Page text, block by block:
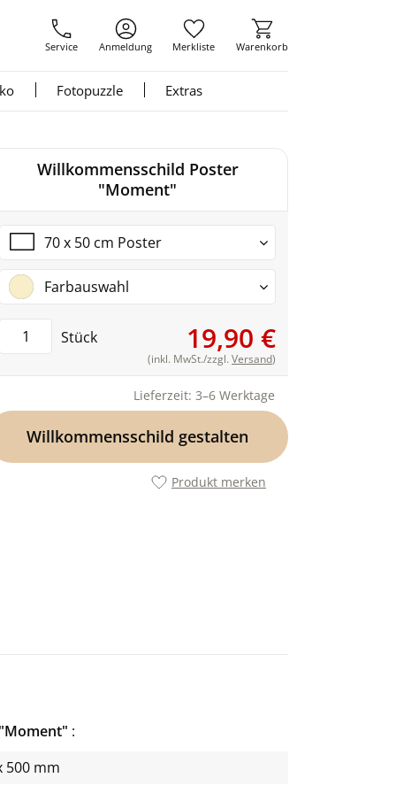
Service Anmeldung Merkliste Warenkorb
Fotopuzzle Extras
Willkommensschild Poster
"Moment"
70 x 50 cm Poster
Farbauswahl
Stück 19,90 €
(inkl. MwSt./zzgl. Versand)
Lieferzeit: 3–6 Werktage
Willkommensschild gestalten
Produkt merken
500 mm